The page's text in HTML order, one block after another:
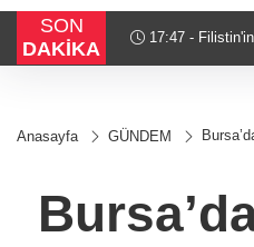
SON
DAKİKA
17:47 - Bakan
Anasayfa GÜNDEM